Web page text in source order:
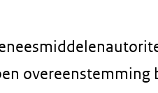
overeenstemming